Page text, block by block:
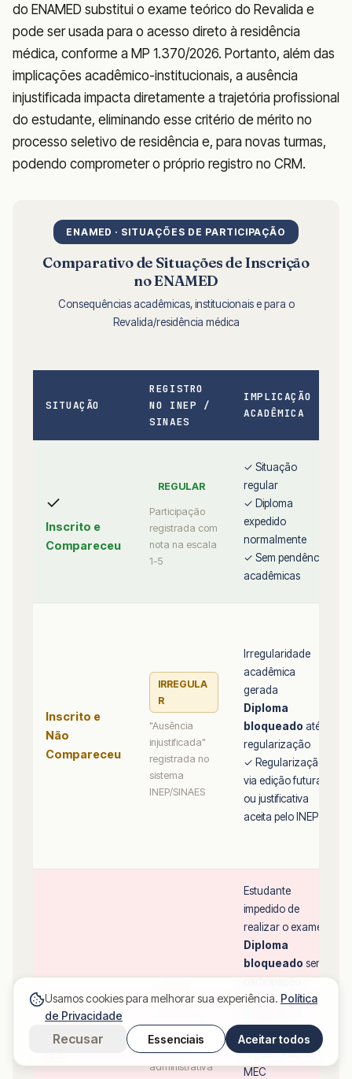
do ENAMED substitui o exame teórico do Revalida e
pode ser usada para o acesso direto à residência
médica, conforme a MP 1.370/2026. Portanto, além das
implicações acadêmico-institucionais, a ausência
injustificada impacta diretamente a trajetória profissional
do estudante, eliminando esse critério de mérito no
processo seletivo de residência e, para novas turmas,
podendo comprometer o próprio registro no CRM.
ENAMED · SITUAÇÕES DE PARTICIPAÇÃO
Comparativo de Situações de Inscrição
no ENAMED
Consequências acadêmicas, institucionais e para o
Revalida/residência médica
SITUAÇÃO
REGISTRO
NO INEP /
SINAES
IMPLICAÇÃO
ACADÊMICA
✓
Inscrito e
Compareceu
REGULAR
Participação
registrada com
nota na escala
1-5
✓ Situação
regular
✓ Diploma
expedido
normalmente
✓ Sem pendências
acadêmicas
Inscrito e
Não
Compareceu
IRREGULA
R
"Ausência
injustificada"
registrada no
sistema
INEP/SINAES
Irregularidade
acadêmica
gerada
Diploma
bloqueado até
regularização
✓ Regularização
via edição futura
ou justificativa
aceita pelo INEP
Não Inscrito
por Erro da
GRAVE
registro no INEP
por falha
administrativa
Estudante
impedido de
realizar o exame
Diploma
bloqueado sem
participação
futura
sanções
regulatórias do
MEC
Usamos cookies para melhorar sua experiência. Política
de Privacidade
Recusar Essenciais Aceitar todos